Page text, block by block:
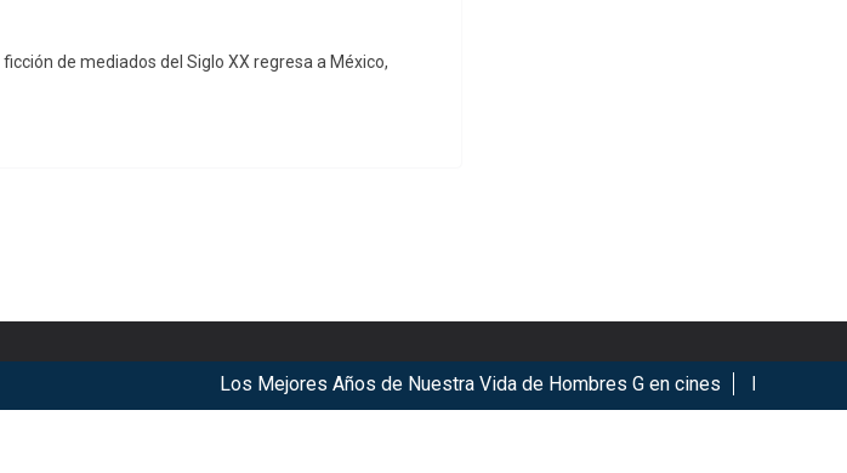
de mediados del Siglo XX regresa a México,
Los Mejores Años de Nuestra Vida de Hombres G en cines KyoMAF 2026:
you agree to our use of cookies. Got it